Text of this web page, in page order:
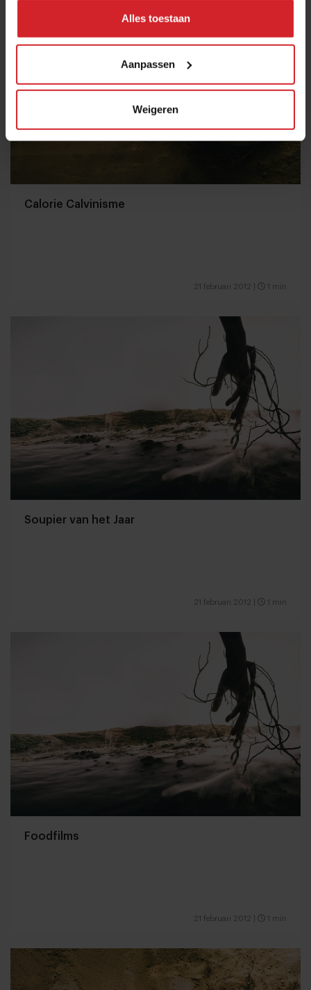
Alles toestaan
Aanpassen
Weigeren
Calorie Calvinisme
21 februari 2012 1 min
Soupier van het Jaar
21 februari 2012 1 min
Foodfilms
21 februari 2012 1 min